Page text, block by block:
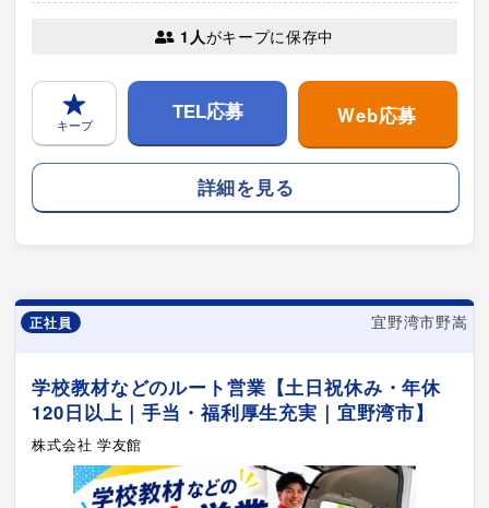
1人がキープに保存中
キープ
TEL応募 Web応募
詳細を見る
正社員 宜野湾市野嵩
学校教材などのルート営業【土日祝休み・年休
120日以上｜手当・福利厚生充実｜宜野湾市】
株式会社 学友館